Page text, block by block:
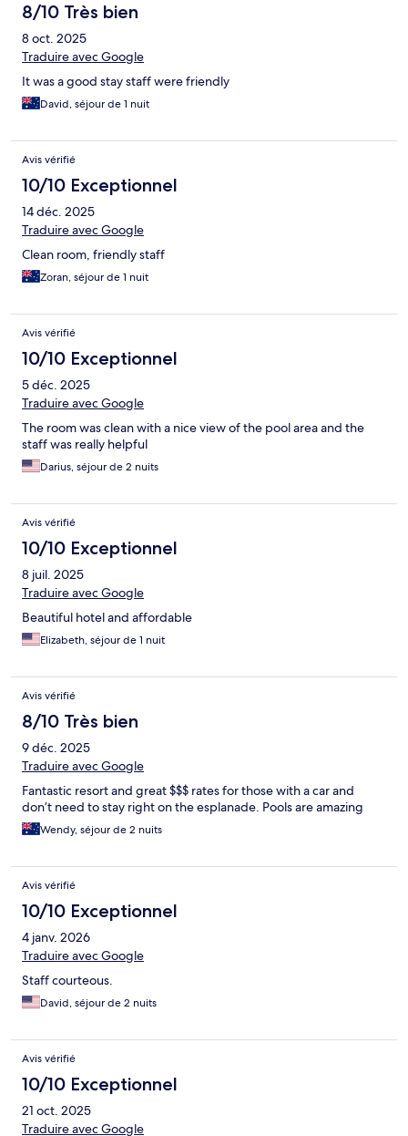
8/10 Très bien
8 oct. 2025
Traduire avec Google
It was a good stay staff were friendly
David, séjour de 1 nuit
Avis vérifié
10/10 Exceptionnel
14 déc. 2025
Traduire avec Google
Clean room, friendly staff
Zoran, séjour de 1 nuit
Avis vérifié
10/10 Exceptionnel
5 déc. 2025
Traduire avec Google
The room was clean with a nice view of the pool area and the
staff was really helpful
Darius, séjour de 2 nuits
Avis vérifié
10/10 Exceptionnel
8 juil. 2025
Traduire avec Google
Beautiful hotel and affordable
Elizabeth, séjour de 1 nuit
Avis vérifié
8/10 Très bien
9 déc. 2025
Traduire avec Google
Fantastic resort and great $$$ rates for those with a car and
don’t need to stay right on the esplanade. Pools are amazing
Wendy, séjour de 2 nuits
Avis vérifié
10/10 Exceptionnel
4 janv. 2026
Traduire avec Google
Staff courteous.
David, séjour de 2 nuits
Avis vérifié
10/10 Exceptionnel
21 oct. 2025
Traduire avec Google